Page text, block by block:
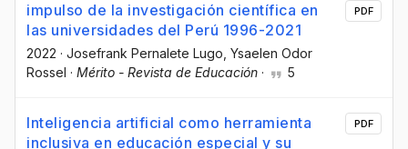
impulso de la investigación científica en
las universidades del Perú 1996-2021
2022 · Josefrank Pernalete Lugo , Ysaelen Odor
Rossel · Mérito - Revista de Educación · 5
PDF
Inteligencia artificial como herramienta
inclusiva en educación especial y su
PDF